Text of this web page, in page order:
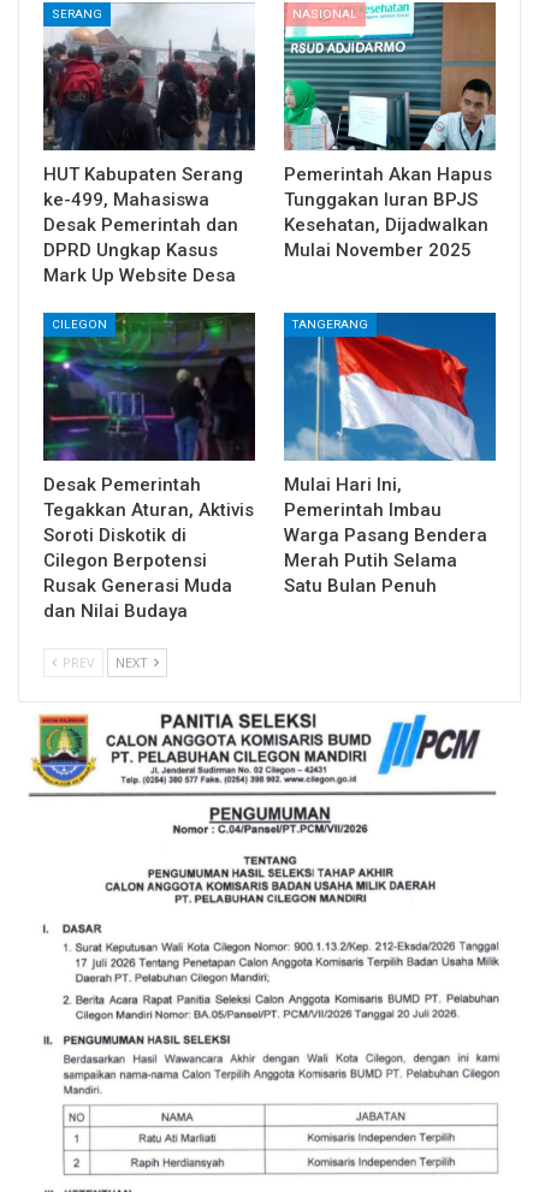
SERANG
HUT Kabupaten Serang
ke-499, Mahasiswa
Desak Pemerintah dan
DPRD Ungkap Kasus
Mark Up Website Desa
NASIONAL
Pemerintah Akan Hapus
Tunggakan Iuran BPJS
Kesehatan, Dijadwalkan
Mulai November 2025
CILEGON
Desak Pemerintah
Tegakkan Aturan, Aktivis
Soroti Diskotik di
Cilegon Berpotensi
Rusak Generasi Muda
dan Nilai Budaya
TANGERANG
Mulai Hari Ini,
Pemerintah Imbau
Warga Pasang Bendera
Merah Putih Selama
Satu Bulan Penuh
PREV NEXT